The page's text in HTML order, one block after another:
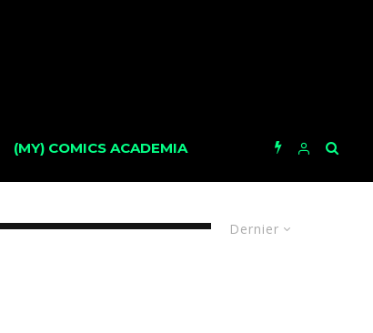
(MY) COMICS ACADEMIA
Dernier